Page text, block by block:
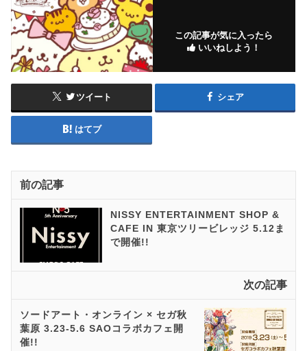
この記事が気に入ったら
いいねしよう！
ツイート シェア
はてブ
前の記事
NISSY ENTERTAINMENT SHOP &
CAFE IN 東京ツリービレッジ 5.12ま
で開催!!
次の記事
ソードアート・オンライン × セガ秋
葉原 3.23-5.6 SAOコラボカフェ開
催!!